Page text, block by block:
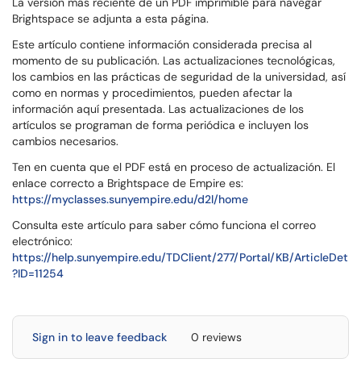
Brightspace se adjunta a esta página.
Este artículo contiene información considerada precisa al
momento de su publicación. Las actualizaciones tecnológicas,
los cambios en las prácticas de seguridad de la universidad, así
como en normas y procedimientos, pueden afectar la
información aquí presentada. Las actualizaciones de los
artículos se programan de forma periódica e incluyen los
cambios necesarios.
Ten en cuenta que el PDF está en proceso de actualización. El
enlace correcto a Brightspace de Empire es:
https://myclasses.sunyempire.edu/d2l/home
Consulta este artículo para saber cómo funciona el correo
electrónico:
https://help.sunyempire.edu/TDClient/277/Portal/KB/ArticleDet
?ID=11254
Sign in to leave feedback 0 reviews